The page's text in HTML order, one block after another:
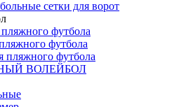
сетки для ворот
футбола
футбола
пляжного футбола
ВОЛЕЙБОЛ